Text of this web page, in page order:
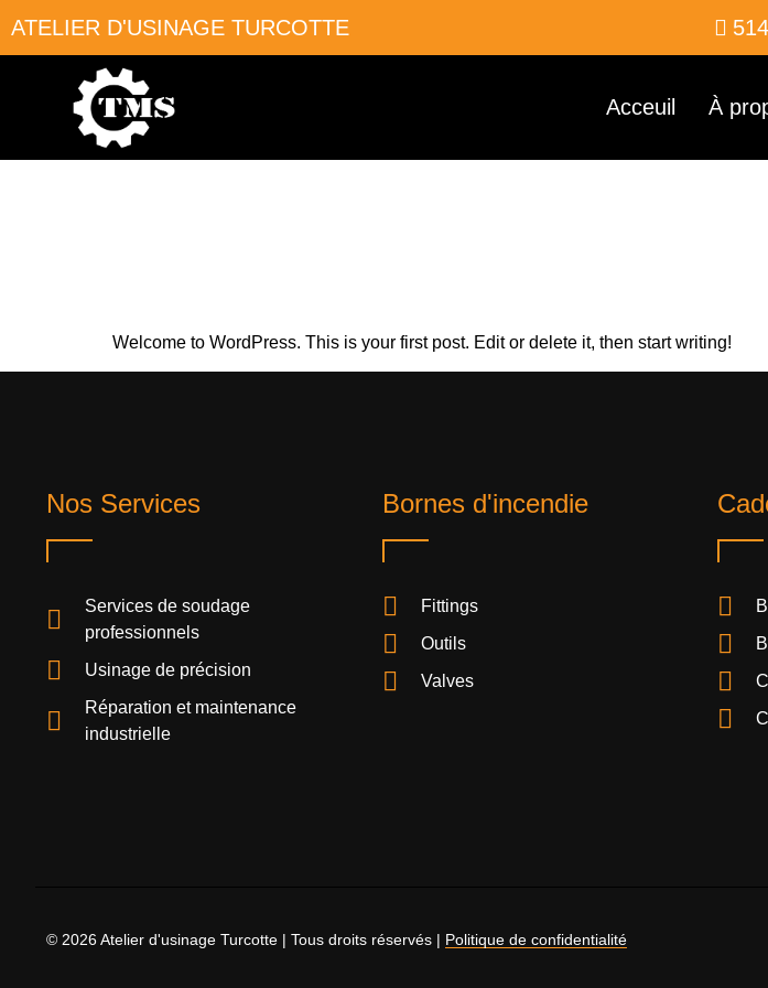
ATELIER D'USINAGE TURCOTTE
Acceuil À
Welcome to WordPress. This is your first post. Edit or delete it, then start writing!
Nos Services
Services de soudage
professionnels
Usinage de précision
Réparation et maintenance
industrielle
Bornes d'incendie
Fittings
Outils
Valves
© 2026 Atelier d'usinage Turcotte | Tous droits réservés | Politique de confidentialité